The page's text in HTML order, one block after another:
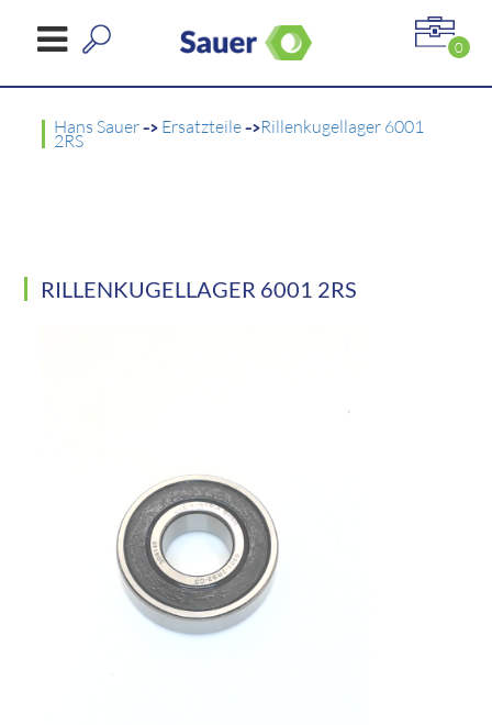
0
Hans Sauer-> Ersatzteile->Rillenkugellager 6001
2RS
RILLENKUGELLAGER 6001 2RS